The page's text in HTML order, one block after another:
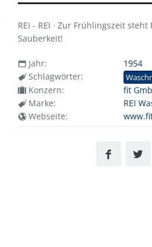
REI - REI · Zur Frühlingszeit
Sauberkeit!
Jahr:
1954
Schlagwörter:
Konzern:
fit
Marke:
REI
Webseite: